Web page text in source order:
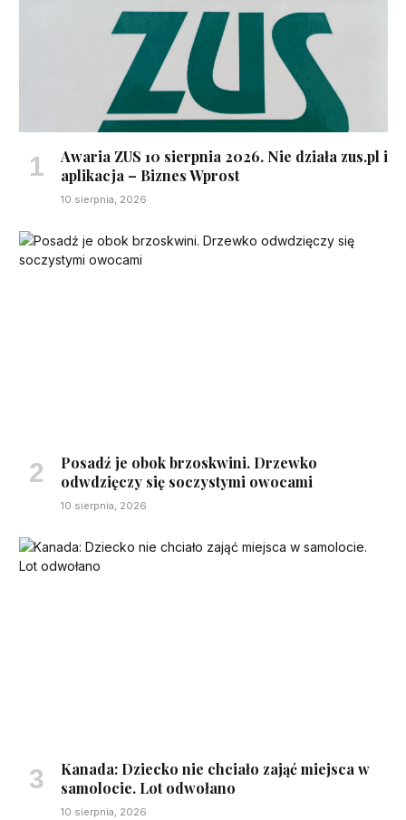
Awaria ZUS 10 sierpnia 2026. Nie działa zus.pl i
aplikacja – Biznes Wprost
10 sierpnia, 2026
Posadź je obok brzoskwini. Drzewko
odwdzięczy się soczystymi owocami
10 sierpnia, 2026
Kanada: Dziecko nie chciało zająć miejsca w
samolocie. Lot odwołano
10 sierpnia, 2026